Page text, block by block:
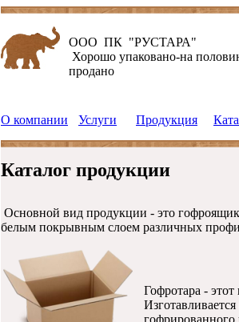
ООО ПК "РУСТАРА"
Хорошо упаковано-на
продано
О компании Услуги Продукция
Каталог продукции
Основной вид продукции - это
белым покрывным слоем различных
Гофротара -
гофрированного